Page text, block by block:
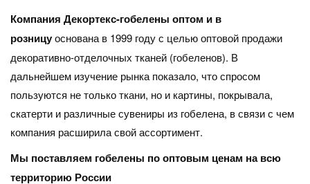
Компания Декортекс-гобелены оптом и в
розницуоснована в 1999 году с целью оптовой продажи
декоративно-отделочных тканей (гобеленов). В
дальнейшем изучение рынка показало, что спросом
пользуются не только ткани, но и картины, покрывала,
скатерти и различные сувениры из гобелена, в связи с чем
компания расширила свой ассортимент.
Мы поставляем гобелены по оптовым ценам на всю
территорию России